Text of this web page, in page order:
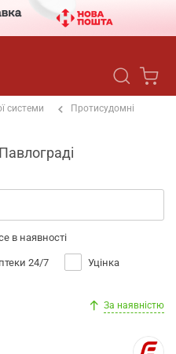
системи Протисудомні
в наявності
24/7 Уцінка
За наявністю